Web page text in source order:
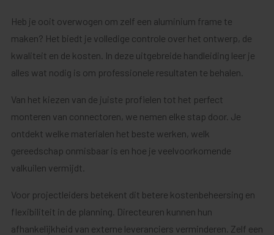
Heb je ooit overwogen om zelf een aluminium frame te
maken? Het biedt je volledige controle over het ontwerp, de
kwaliteit en de kosten. In deze uitgebreide handleiding leer je
alles wat nodig is om professionele resultaten te behalen.
Van het kiezen van de juiste profielen tot het perfect
monteren van connectoren, we nemen elke stap door. Je
ontdekt welke materialen het beste werken, welk
gereedschap onmisbaar is en hoe je veelvoorkomende
valkuilen vermijdt.
Voor projectleiders betekent dit betere kostenbeheersing en
flexibiliteit in de planning. Directeuren kunnen hun
afhankelijkheid van externe leveranciers verminderen. Zelf een